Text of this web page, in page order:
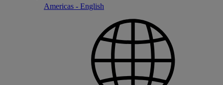
Americas - English